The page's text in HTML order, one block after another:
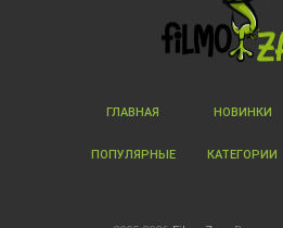
ГЛАВНАЯ НОВИНКИ
ПОПУЛЯРНЫЕ КАТЕГОРИИ